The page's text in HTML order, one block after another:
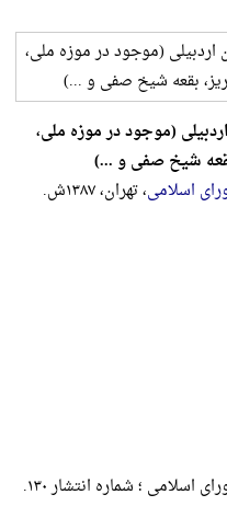
(موجود در موزه ملی،
بقعه شیخ صفی و ...)
اسلامی، تهران، ۱۳۸۷ش.
؛ شماره انتشار ۱۳۰.